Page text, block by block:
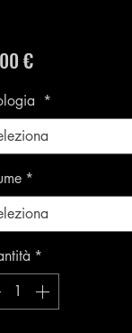
€Prezzo
*
*
*